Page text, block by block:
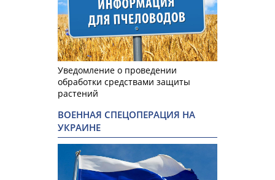
Уведомление о проведении
обработки средствами защиты
растений
ВОЕННАЯ СПЕЦОПЕРАЦИЯ НА
УКРАИНЕ